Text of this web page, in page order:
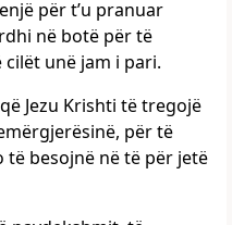
për t’u pranuar
në botë për të
unë jam i pari.
Jezu Krishti të tregojë
për të
besojnë në të për jetë